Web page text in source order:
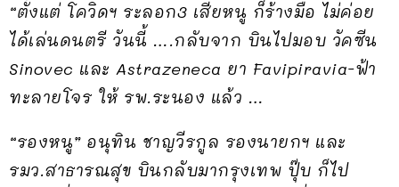
“ตั้งแต่ โควิดฯ ระลอก3 เสี่ยหนู ก็ร้างมือ ไม่ค่อย
ได้เล่นดนตรี วันนี้ ….กลับจาก บินไปมอบ วัคซีน
Sinovec และ Astrazeneca ยา Favipiravia-ฟ้า
ทะลายโจร ให้ รพ.ระนอง แล้ว …
“รองหนู” อนุทิน ชาญวีรกูล รองนายกฯ และ
รมว.สาธารณสุข บินกลับมากรุงเทพ ปุ๊บ ก็ไป